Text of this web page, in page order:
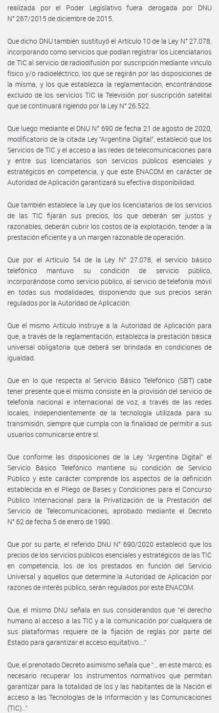
realizada por el Poder Legislativo fuera derogada por DNU
N° 267/2015 de diciembre de 2015.
Que dicho DNU también sustituyó el Artículo 10 de la Ley N° 27.078,
incorporando como servicios que podían registrar los Licenciatarios
de TIC al servicio de radiodifusión por suscripción mediante vínculo
físico y/o radioeléctrico, los que se regirán por las disposiciones de
la misma, y los que establezca la reglamentación, encontrándose
excluido de los servicios TIC la Televisión por suscripción satelital
que se continuará rigiendo por la Ley N° 26.522.
Que luego mediante el DNU N° 690 de fecha 21 de agosto de 2020,
modificatorio de la citada Ley “Argentina Digital”, estableció que los
Servicios de TIC y el acceso a las redes de telecomunicaciones para
y entre sus licenciatarios son servicios públicos esenciales y
estratégicos en competencia, y que este ENACOM en carácter de
Autoridad de Aplicación garantizará su efectiva disponibilidad.
Que también establece la Ley que los licenciatarios de los servicios
de las TIC fijarán sus precios, los que deberán ser justos y
razonables, deberán cubrir los costos de la explotación, tender a la
prestación eficiente y a un margen razonable de operación.
Que por el Artículo 54 de la Ley N° 27.078, el servicio básico
telefónico mantuvo su condición de servicio público,
incorporándose como servicio público, al servicio de telefonía móvil
en todas sus modalidades, disponiendo que sus precios serán
regulados por la Autoridad de Aplicación.
Que el mismo Artículo instruye a la Autoridad de Aplicación para
que, a través de la reglamentación, establezca la prestación básica
universal obligatoria que deberá ser brindada en condiciones de
igualdad.
Que en lo que respecta al Servicio Básico Telefónico (SBT) cabe
tener presente que el mismo consiste en la provisión del servicio de
telefonía nacional e internacional de voz, a través de las redes
locales, independientemente de la tecnología utilizada para su
transmisión, siempre que cumpla con la finalidad de permitir a sus
usuarios comunicarse entre sí.
Que conforme las disposiciones de la Ley “Argentina Digital” el
Servicio Básico Telefónico mantiene su condición de Servicio
Público y este carácter comprende los aspectos de la definición
establecida en el Pliego de Bases y Condiciones para el Concurso
Público Internacional para la Privatización de la Prestación del
Servicio de Telecomunicaciones, aprobado mediante el Decreto
N° 62 de fecha 5 de enero de 1990.
Que por su parte, el referido DNU N° 690/2020 estableció que los
precios de los servicios públicos esenciales y estratégicos de las TIC
en competencia, los de los prestados en función del Servicio
Universal y aquellos que determine la Autoridad de Aplicación por
razones de interés público, serán regulados por este ENACOM.
Que, el mismo DNU señala en sus considerandos que “el derecho
humano al acceso a las TIC y a la comunicación por cualquiera de
sus plataformas requiere de la fijación de reglas por parte del
Estado para garantizar el acceso equitativo….”
Que, el prenotado Decreto asimismo señala que “… en este marco, es
necesario recuperar los instrumentos normativos que permitan
garantizar para la totalidad de los y las habitantes de la Nación el
acceso a las Tecnologías de la Información y las Comunicaciones
(TIC)…”